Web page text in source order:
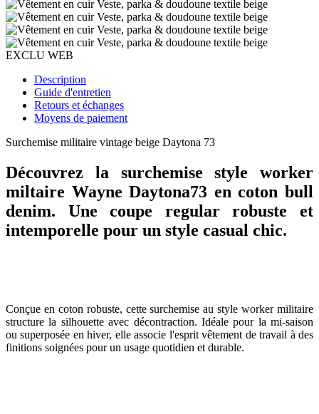
EXCLU WEB
Description
Guide d'entretien
Retours et échanges
Moyens de paiement
Surchemise militaire vintage beige Daytona 73
Découvrez la surchemise style worker
miltaire Wayne Daytona73 en coton bull
denim. Une coupe regular robuste et
intemporelle pour un style casual chic.
Conçue en coton robuste, cette surchemise au style worker militaire
structure la silhouette avec décontraction. Idéale pour la mi-saison
ou superposée en hiver, elle associe l'esprit vêtement de travail à des
finitions soignées pour un usage quotidien et durable.